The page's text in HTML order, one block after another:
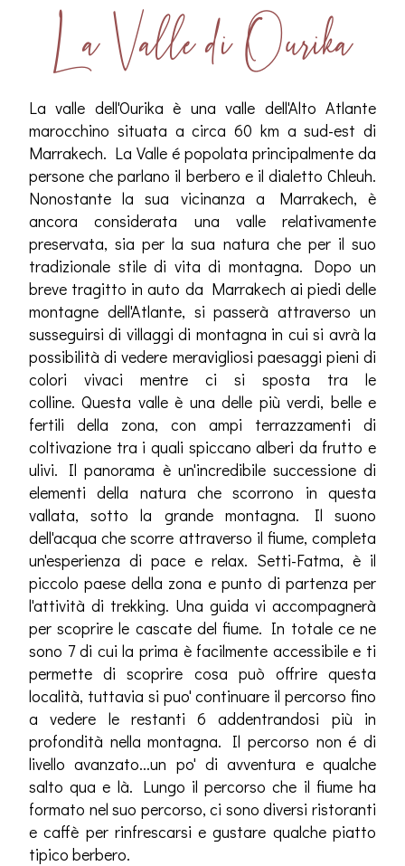
La Valle di Ourika
La valle dell'Ourika è una valle dell'Alto Atlante
marocchino situata a circa 60 km a sud-est di
Marrakech. La Valle é popolata principalmente da
persone che parlano il berbero e il dialetto Chleuh.
Nonostante la sua vicinanza a Marrakech, è
ancora considerata una valle relativamente
preservata, sia per la sua natura che per il suo
tradizionale stile di vita di montagna. Dopo un
breve tragitto in auto da Marrakech ai piedi delle
montagne dell'Atlante, si passerà attraverso un
susseguirsi di villaggi di montagna in cui si avrà la
possibilità di vedere meravigliosi paesaggi pieni di
colori vivaci mentre ci si sposta tra le
colline. Questa valle è una delle più verdi, belle e
fertili della zona, con ampi terrazzamenti di
coltivazione tra i quali spiccano alberi da frutto e
ulivi. Il panorama è un'incredibile successione di
elementi della natura che scorrono in questa
vallata, sotto la grande montagna. Il suono
dell'acqua che scorre attraverso il fiume, completa
un'esperienza di pace e relax. Setti-Fatma, è il
piccolo paese della zona e punto di partenza per
l'attività di trekking. Una guida vi accompagnerà
per scoprire le cascate del fiume. In totale ce ne
sono 7 di cui la prima è facilmente accessibile e ti
permette di scoprire cosa può offrire questa
località, tuttavia si puo' continuare il percorso fino
a vedere le restanti 6 addentrandosi più in
profondità nella montagna. Il percorso non é di
livello avanzato...un po' di avventura e qualche
salto qua e là. Lungo il percorso che il fiume ha
formato nel suo percorso, ci sono diversi ristoranti
e caffè per rinfrescarsi e gustare qualche piatto
tipico berbero.